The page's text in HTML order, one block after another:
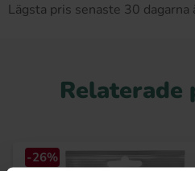
Lägsta pris senaste 30
Relaterade
-26%